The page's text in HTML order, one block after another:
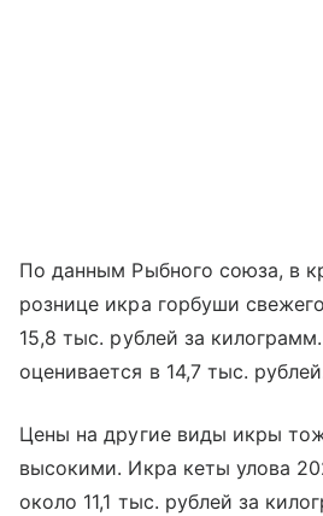
По данным Рыбного союза, в
рознице икра горбуши
15,8 тыс. рублей за
оценивается в 14,7 тыс.
Цены на другие виды икры
высокими. Икра кеты улова
около 11,1 тыс. рублей за